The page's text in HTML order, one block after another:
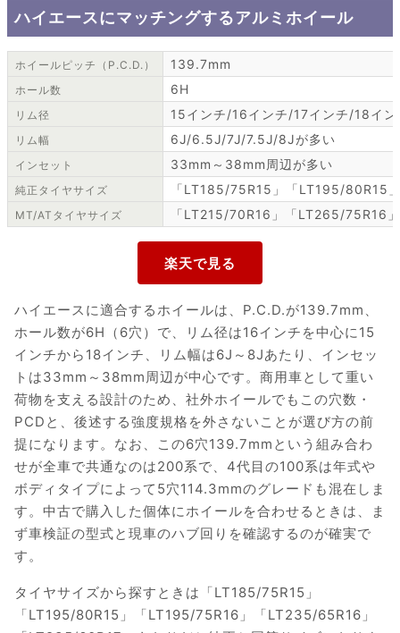
ハイエースにマッチングするアルミホイール
ホイールピッチ（P.C.D.） 139.7mm
ホール数 6H
リム径 15インチ/16インチ/17インチ/18イン
リム幅 6J/6.5J/7J/7.5J/8Jが多い
インセット 33mm～38mm周辺が多い
純正タイヤサイズ 「LT185/75R15」「LT195/80R15
MT/ATタイヤサイズ 「LT215/70R16」「LT265/75R16
ハイエースに適合するホイールは、P.C.D.が139.7mm、
ホール数が6H（6穴）で、リム径は16インチを中心に15
インチから18インチ、リム幅は6J～8Jあたり、インセッ
トは33mm～38mm周辺が中心です。商用車として重い
荷物を支える設計のため、社外ホイールでもこの穴数・
PCDと、後述する強度規格を外さないことが選び方の前
提になります。なお、この6穴139.7mmという組み合わ
せが全車で共通なのは200系で、4代目の100系は年式や
ボディタイプによって5穴114.3mmのグレードも混在しま
す。中古で購入した個体にホイールを合わせるときは、ま
ず車検証の型式と現車のハブ回りを確認するのが確実で
す。
タイヤサイズから探すときは「LT185/75R15」
「LT195/80R15」「LT195/75R16」「LT235/65R16」